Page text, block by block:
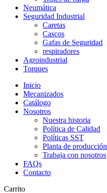
Neumática
Seguridad Industrial
Caretas
Cascos
Gafas de Seguridad
respiradores
Agroindustrial
Torques
Inicio
Mecanizados
Catálogo
Nosotros
Nuestra historia
Política de Calidad
Políticas SST
Planta de producción
Trabaja con nosotros
FAQs
Contacto
Carrito